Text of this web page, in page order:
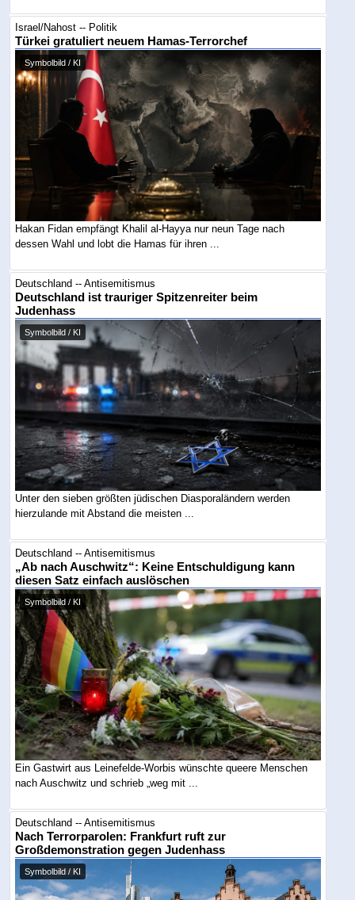
Israel/Nahost -- Politik
Türkei gratuliert neuem Hamas-Terrorchef
Symbolbild / KI
Hakan Fidan empfängt Khalil al-Hayya nur neun Tage nach
dessen Wahl und lobt die Hamas für ihren ...
Deutschland -- Antisemitismus
Deutschland ist trauriger Spitzenreiter beim
Judenhass
Symbolbild / KI
Unter den sieben größten jüdischen Diasporaländern werden
hierzulande mit Abstand die meisten ...
Deutschland -- Antisemitismus
„Ab nach Auschwitz“: Keine Entschuldigung kann
diesen Satz einfach auslöschen
Symbolbild / KI
Ein Gastwirt aus Leinefelde-Worbis wünschte queere Menschen
nach Auschwitz und schrieb „weg mit ...
Deutschland -- Antisemitismus
Nach Terrorparolen: Frankfurt ruft zur
Großdemonstration gegen Judenhass
Symbolbild / KI